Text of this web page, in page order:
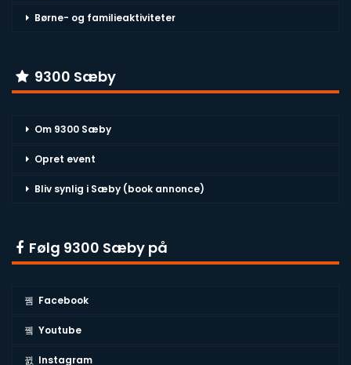
Børne- og familieaktiviteter
9300 Sæby
Om 9300 Sæby
Opret event
Bliv synlig i Sæby (book annonce)
Følg 9300 Sæby på
Facebook
Youtube
Instagram